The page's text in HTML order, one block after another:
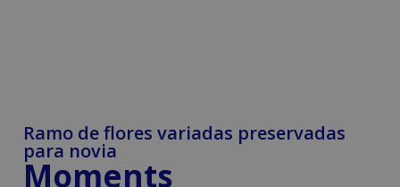
Ramo de flores variadas preservadas
para novia
Moments